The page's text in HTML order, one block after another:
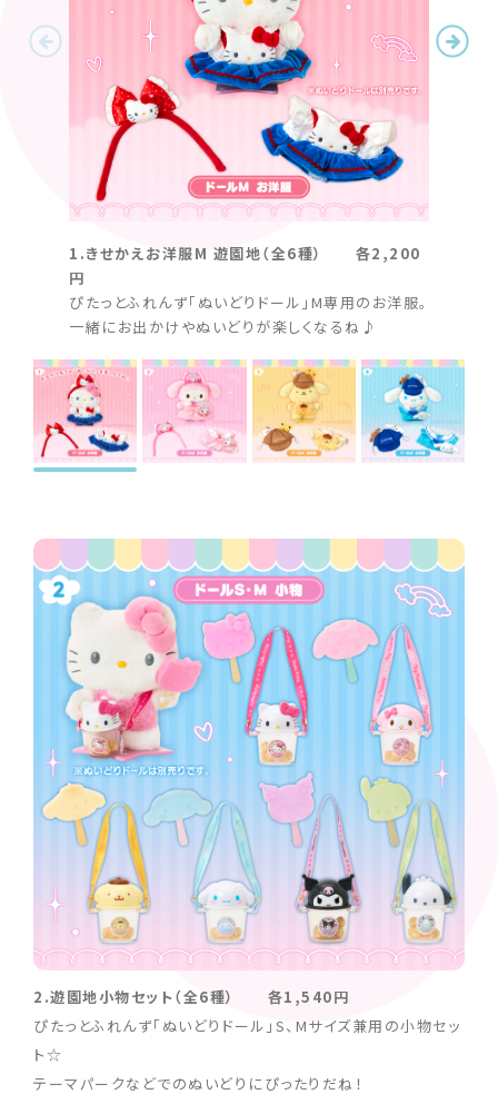
1.きせかえお洋服M 遊園地（全6種） 各2,200
円
ぴたっとふれんず「ぬいどりドール」M専用のお洋服。
一緒にお出かけやぬいどりが楽しくなるね♪
2.遊園地小物セット（全6種） 各1,540円
ぴたっとふれんず「ぬいどりドール」S、Mサイズ兼用の小物セッ
ト☆
テーマパークなどでのぬいどりにぴったりだね！